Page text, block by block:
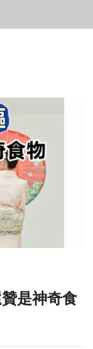
是神奇食